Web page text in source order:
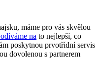
máme pro vás skvělou
na to nejlepší, co
poskytnou prvotřídní servis
dovolenou s partnerem